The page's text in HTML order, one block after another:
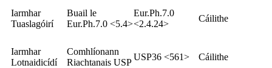
Iarmhar
Tuaslagóirí
Buail le
Eur.Ph.7.0 <5.4>
Eur.Ph.7.0
<2.4.24>
Cáilithe
Iarmhar
Lotnaidicídí
Comhlíonann
Riachtanais USP
USP36 <561> Cáilithe